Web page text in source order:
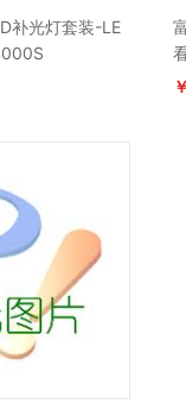
补光灯套装-LE